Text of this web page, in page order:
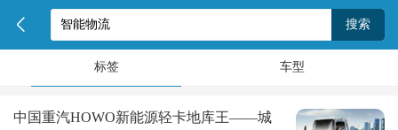
标签 车型
中国重汽HOWO新能源轻卡地库王——城